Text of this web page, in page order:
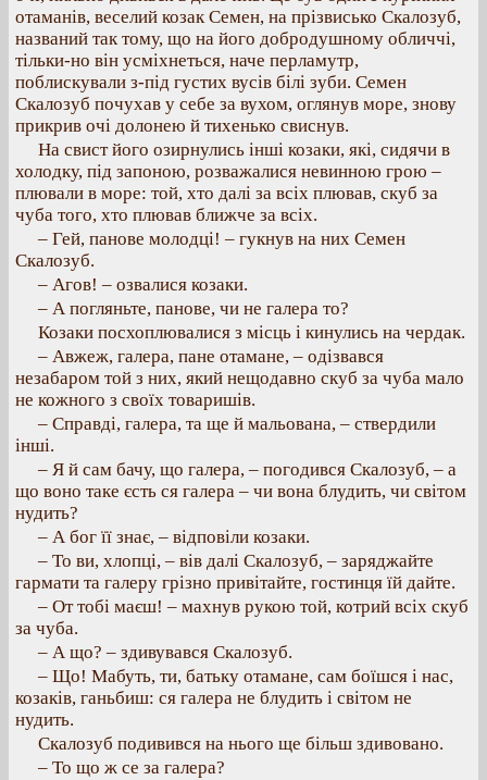
отаманів, веселий козак Семен, на прізвисько Скалозуб,
названий так тому, що на його добродушному обличчі,
тільки-но він усміхнеться, наче перламутр,
поблискували з-під густих вусів білі зуби. Семен
Скалозуб почухав у себе за вухом, оглянув море, знову
прикрив очі долонею й тихенько свиснув.
На свист його озирнулись інші козаки, які, сидячи в
холодку, під запоною, розважалися невинною грою –
плювали в море: той, хто далі за всіх плював, скуб за
чуба того, хто плював ближче за всіх.
– Гей, панове молодці! – гукнув на них Семен
Скалозуб.
– Агов! – озвалися козаки.
– А погляньте, панове, чи не галера то?
Козаки посхоплювалися з місць і кинулись на чердак.
– Авжеж, галера, пане отамане, – одізвався
незабаром той з них, який нещодавно скуб за чуба мало
не кожного з своїх товаришів.
– Справді, галера, та ще й мальована, – ствердили
інші.
– Я й сам бачу, що галера, – погодився Скалозуб, – а
що воно таке єсть ся галера – чи вона блудить, чи світом
нудить?
– А бог її знає, – відповіли козаки.
– То ви, хлопці, – вів далі Скалозуб, – заряджайте
гармати та галеру грізно привітайте, гостинця їй дайте.
– От тобі маєш! – махнув рукою той, котрий всіх скуб
за чуба.
– А що? – здивувався Скалозуб.
– Що! Мабуть, ти, батьку отамане, сам боїшся і нас,
козаків, ганьбиш: ся галера не блудить і світом не
нудить.
Скалозуб подивився на нього ще більш здивовано.
– То що ж се за галера?